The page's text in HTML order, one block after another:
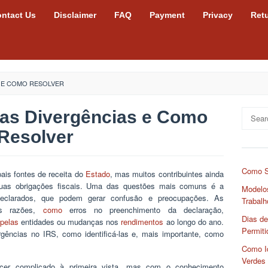
Us Disclaimer FAQ Payment Privacy
COMO RESOLVER
Divergências e Como
fontes de receita do Estado, mas muitos contribuintes ainda
obrigações fiscais. Uma das questões mais comuns é a
que podem gerar confusão e preocupações. As
razões, comoerros no preenchimento da declaração,
pelas entidades ou mudanças nos rendimentos ao longo do ano.
no IRS, como identificá-las e, mais importante, como
Search
for:
Como
Dias
Como
Verdes